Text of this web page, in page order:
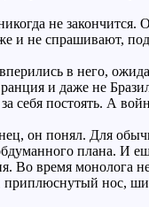
не
и не спрашивают,
в него,
и даже не
себя постоять. А
он понял. Для
плана. И
Во время монолога
нос,